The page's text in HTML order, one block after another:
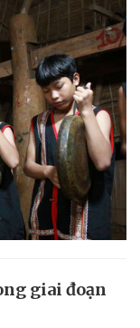
giai đoạn